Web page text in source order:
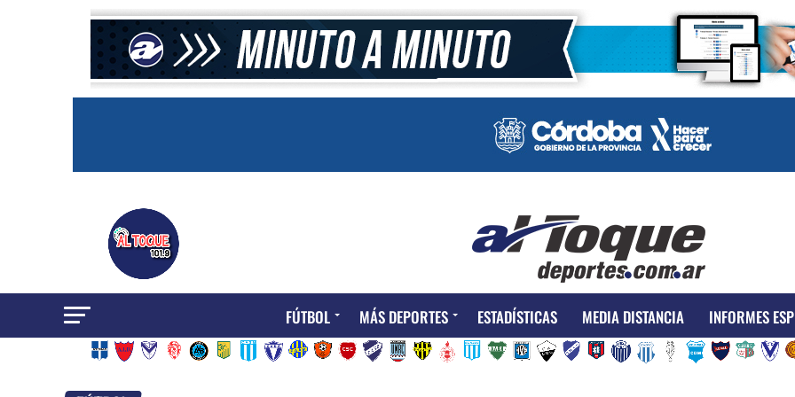
FÚTBOL MÁS DEPORTES ESTADÍSTICAS MEDIA DISTANCIA INFORMES